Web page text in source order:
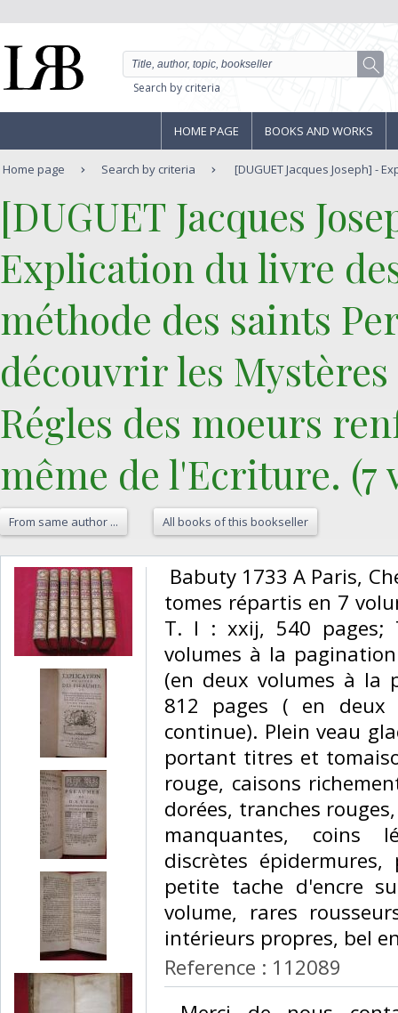
Search by criteria
HOME PAGE BOOKS AND WORKS
Home page Search by criteria [DUGUET Jacques Joseph] -
‎[DUGUET Jacques
‎Explication du livre
méthode des saints
découvrir les
Régles des moeurs
même de l'Ecriture. (7
From same author ... All books of this bookseller
Babuty 1733 A Paris,
tomes répartis en 7
T. I : xxij, 540 pages;
volumes à la
(en deux volumes à la
812 pages ( en deux
continue). Plein veau
portant titres et
rouge, caisons
dorées, tranches
manquantes, coins
discrètes
petite tache d'encre
volume, rares
intérieurs propres, bel
Reference : 112089